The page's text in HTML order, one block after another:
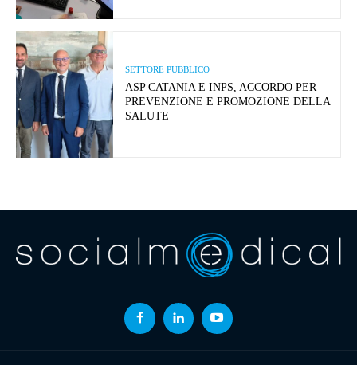
SETTORE PUBBLICO
ASP CATANIA E INPS, ACCORDO PER
PREVENZIONE E PROMOZIONE DELLA
SALUTE